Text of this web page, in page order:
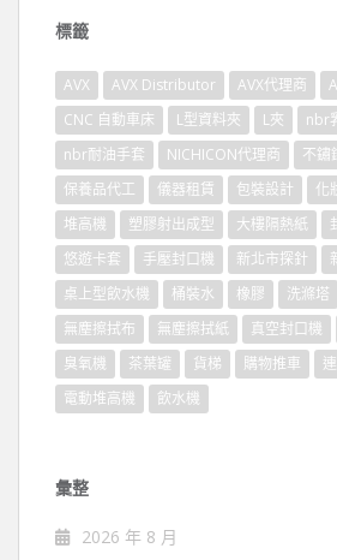
標籤
AVX AVX Distributor AVX代理商
CNC 自動車床
L型資料夾 L夾 nbr
nbr耐油手套
NICHICON代理商 不鏽
保養品代工
儀器租賃 包裝設計 化
堆高機
塑膠射出成型 大樓隔熱紙
悠遊卡套
手壓封口機 新北市探針
桌上型飲水機
桶裝水 橡膠 洗滌塔
無塵擦拭布
無塵擦拭紙 真空封口機
臭氧機
茶葉罐 貨梯 購物推車
電動堆高機
飲水機
彙整
2026 年 8 月